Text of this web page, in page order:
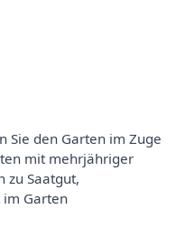
Sie den Garten im Zuge
mit mehrjähriger
zu Saatgut,
im Garten